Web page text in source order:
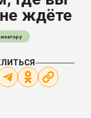
ждёте